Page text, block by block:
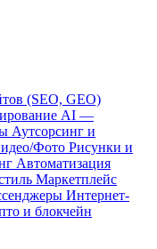
(SEO, GEO)
AI —
Аутсорсинг и
Фото Рисунки и
Автоматизация
Маркетплейс
Интернет-
и блокчейн